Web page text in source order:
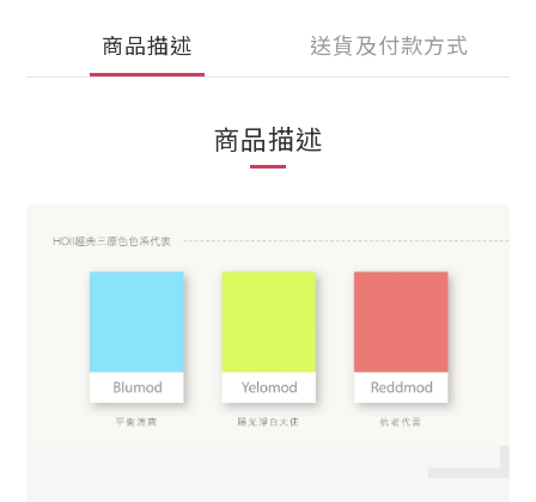
商品描述 送貨及付款方式
商品描述